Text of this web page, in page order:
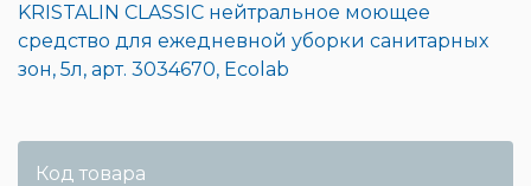
KRISTALIN CLASSIC нейтральное моющее
средство для ежедневной уборки санитарных
зон, 5л, арт. 3034670, Ecolab
Код товара